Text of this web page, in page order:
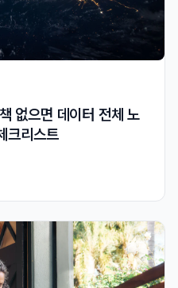
없으면 데이터 전체 노
크리스트